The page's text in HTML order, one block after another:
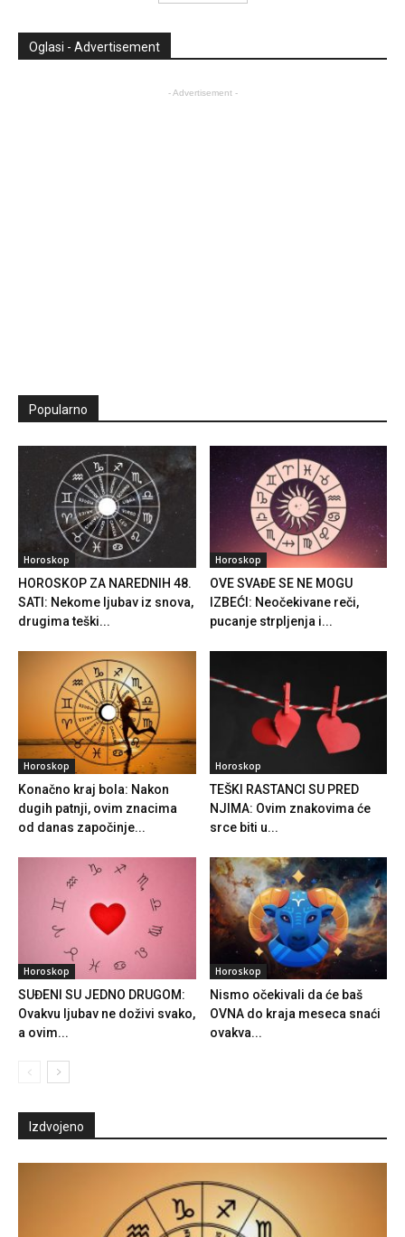
Oglasi - Advertisement
- Advertisement -
Popularno
Horoskop
HOROSKOP ZA NAREDNIH 48.
SATI: Nekome ljubav iz snova,
drugima teški...
Horoskop
OVE SVAĐE SE NE MOGU
IZBEĆI: Neočekivane reči,
pucanje strpljenja i...
Horoskop
Konačno kraj bola: Nakon
dugih patnji, ovim znacima
od danas započinje...
Horoskop
TEŠKI RASTANCI SU PRED
NJIMA: Ovim znakovima će
srce biti u...
Horoskop
SUĐENI SU JEDNO DRUGOM:
Ovakvu ljubav ne doživi svako,
a ovim...
Horoskop
Nismo očekivali da će baš
OVNA do kraja meseca snaći
ovakva...
Izdvojeno